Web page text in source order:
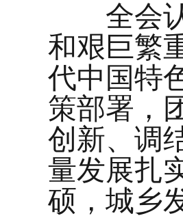
全会认
和艰巨繁
代中国特
策部署，
创新、调
量发展扎
硕，城乡